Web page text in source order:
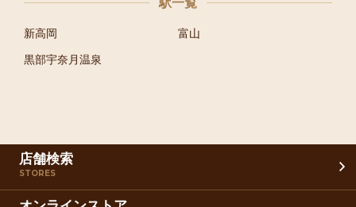
駅一覧
新高岡 富山
黒部宇奈月温泉
店舗検索
STORES